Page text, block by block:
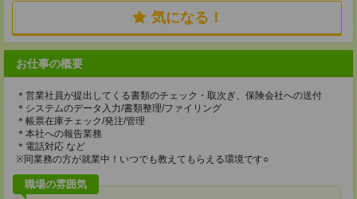
気になる！
お仕事の概要
＊営業社員が提出してくる書類のチェック・取次ぎ、保険会社への送付
＊システムのデータ入力/書類整理/ファイリング
＊帳票在庫チェック/発注/管理
＊本社への報告業務
＊電話対応 など
※同業務の方が就業中！いつでも教えてもらえる環境です○
職場の雰囲気